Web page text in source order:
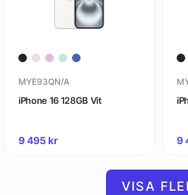
MYE93QN/A
iPhone 16 128GB Vit
9 495kr 9
VISA